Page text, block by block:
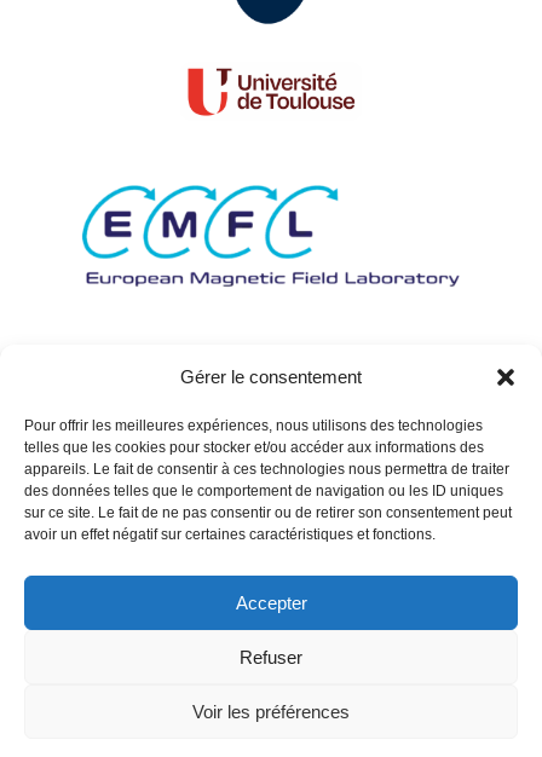
Gérer le consentement
Pour offrir les meilleures expériences, nous utilisons des technologies
telles que les cookies pour stocker et/ou accéder aux informations des
appareils. Le fait de consentir à ces technologies nous permettra de traiter
des données telles que le comportement de navigation ou les ID uniques
sur ce site. Le fait de ne pas consentir ou de retirer son consentement peut
avoir un effet négatif sur certaines caractéristiques et fonctions.
Accepter
Refuser
Voir les préférences